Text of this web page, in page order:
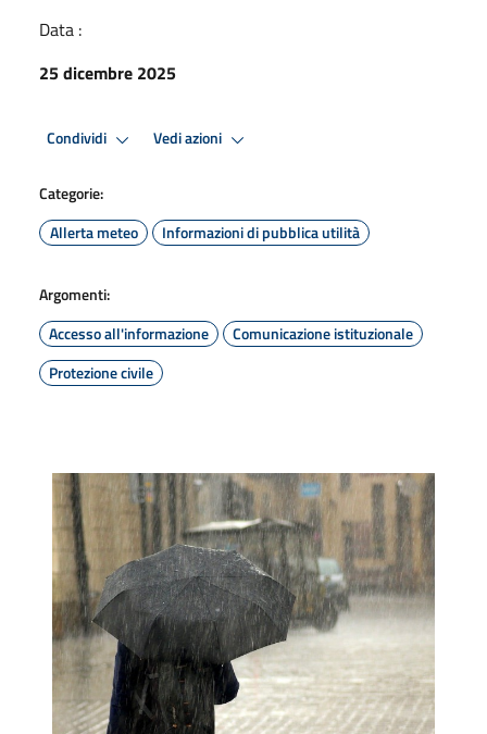
Data :
25 dicembre 2025
Condividi Vedi azioni
Categorie:
Allerta meteo
Informazioni di pubblica utilità
Argomenti:
Accesso all'informazione
Comunicazione istituzionale
Protezione civile